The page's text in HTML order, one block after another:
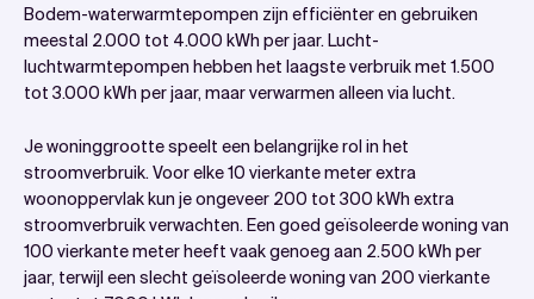
Bodem-waterwarmtepompen zijn efficiënter en gebruiken
meestal 2.000 tot 4.000 kWh per jaar. Lucht-
luchtwarmtepompen hebben het laagste verbruik met 1.500
tot 3.000 kWh per jaar, maar verwarmen alleen via lucht.
Je woninggrootte speelt een belangrijke rol in het
stroomverbruik. Voor elke 10 vierkante meter extra
woonoppervlak kun je ongeveer 200 tot 300 kWh extra
stroomverbruik verwachten. Een goed geïsoleerde woning van
100 vierkante meter heeft vaak genoeg aan 2.500 kWh per
jaar, terwijl een slecht geïsoleerde woning van 200 vierkante